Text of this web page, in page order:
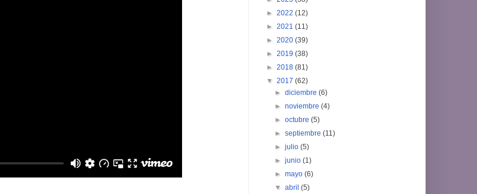
► 2022 (12)
► 2021 (11)
► 2020 (39)
► 2019 (38)
► 2018 (81)
▼ 2017 (62)
►diciembre(6)
►noviembre(4)
►octubre(5)
►septiembre(11)
►julio(5)
►junio(1)
►mayo(6)
▼abril(5)